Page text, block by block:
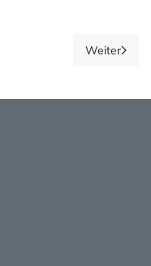
Weiter